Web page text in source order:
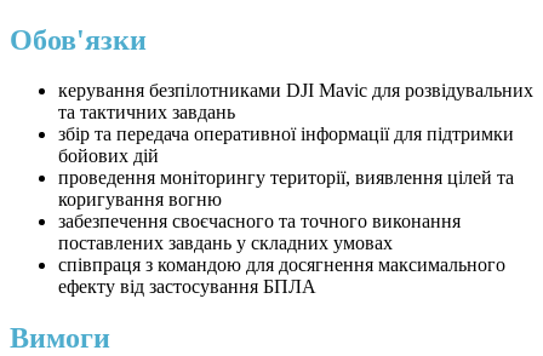
Обов'язки
керування безпілотниками DJI Mavic для розвідувальних
та тактичних завдань
збір та передача оперативної інформації для підтримки
бойових дій
проведення моніторингу території, виявлення цілей та
коригування вогню
забезпечення своєчасного та точного виконання
поставлених завдань у складних умовах
співпраця з командою для досягнення максимального
ефекту від застосування БПЛА
Вимоги